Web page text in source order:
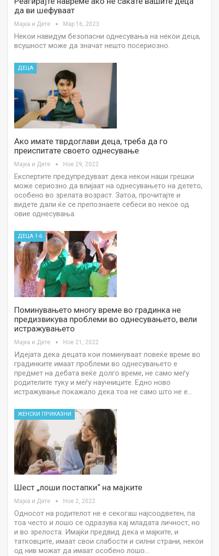
да ви шефуваат
Мајка и Дете Мар 16, 2023
Некои навидум безопасни однесувања на некои деца,
всушност може да значат нешто посериозно.
ДЕЦА
Ако имате тврдоглави деца, треба да го
преиспитате своето однесување
Мајка и Дете Ное 29, 2022
Eкспертите предупредуваат дека некои наши грешки
може сериозно да влијаат на однесувањето на детето,
особено во зрелата возраст. Затоа, прочитајте и
видете дали ќе се препознаете себеси во некое од
овие однесувања
ДЕЦА 1-6
Поминувањето многу време во градинка не
предизвикува проблеми во однесувањето, вели
истражувањето
Мајка и Дете Ное 21, 2022
Идејата дека децата кои поминуваат повеќе време во
градинките имаат проблеми во однесувањето е
предмет на дебата веќе долго време, не само меѓу
родителите туку и меѓу научниците. Едно ново
истражување покажало дека тоа не само што не е…
ЖЕНСКИ ПРИКАЗНИ
Шест „лоши постапки“ на мајките
Мајка и Дете Ное 2, 2022
Односот на родителот не е секогаш најсоодветен, па
тоа често и лошо се одразува кај младата личност, но
и во зрелоста. Имајќи предвид дека и мајките, и
татковците, имаат свои слабости и силни страни, некои
од нив можат да имаат особено лошо…